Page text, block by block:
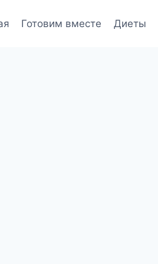
Готовим вместе Диеты